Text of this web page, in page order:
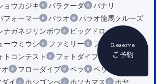
Reserve
ご予約
ョウカジキ バラクーダ
パナリ
フォーマー パラオ
パラオ龍馬クルーズ
ナガネジリンボウ
ビッグドロップ
ーウミウシ ファミリー
フエダイ
トコンテスト
フォトダイブ
フローダイブ ベラ
ペリリュー
イ
ホシゴンべ ホソカマス ホヤ